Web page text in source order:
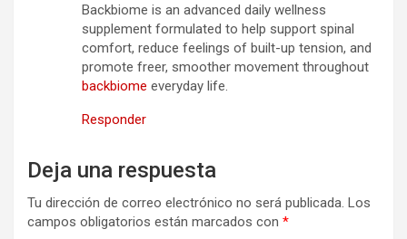
Backbiome is an advanced daily wellness
supplement formulated to help support spinal
comfort, reduce feelings of built-up tension, and
promote freer, smoother movement throughout
backbiome everyday life.
Responder
Deja una respuesta
Tu dirección de correo electrónico no será publicada. Los
campos obligatorios están marcados con *